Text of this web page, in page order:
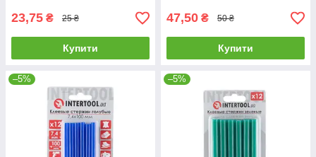
23,75 ₴ 25 ₴
Купити
47,50 ₴ 50 ₴
Купити
–5% –5%